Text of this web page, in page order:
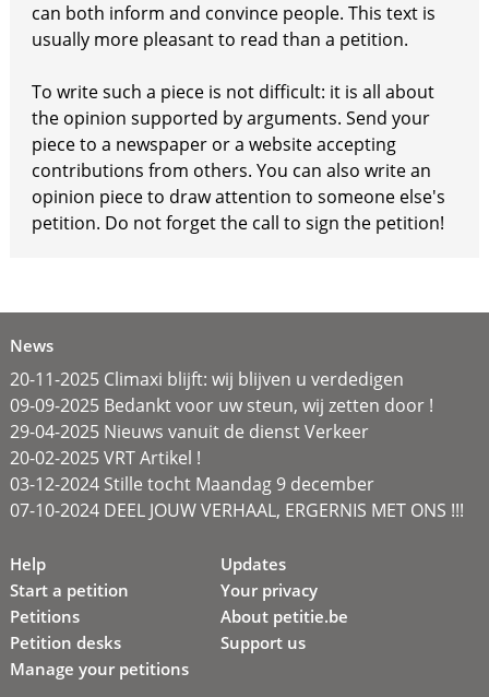
can both inform and convince people. This text is
usually more pleasant to read than a petition.
To write such a piece is not difficult: it is all about
the opinion supported by arguments. Send your
piece to a newspaper or a website accepting
contributions from others. You can also write an
opinion piece to draw attention to someone else's
petition. Do not forget the call to sign the petition!
News
20-11-2025 Climaxi blijft: wij blijven u verdedigen
09-09-2025 Bedankt voor uw steun, wij zetten door !
29-04-2025 Nieuws vanuit de dienst Verkeer
20-02-2025 VRT Artikel !
03-12-2024 Stille tocht Maandag 9 december
07-10-2024 DEEL JOUW VERHAAL, ERGERNIS MET ONS !!!
Help
Start a petition
Petitions
Petition desks
Manage your petitions
Updates
Your privacy
About petitie.be
Support us